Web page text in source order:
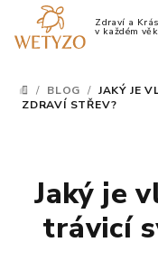
obsah
DOMŮ
/ BLOG / JAKÝ JE
ZDRAVÍ STŘEV?
Jaký je
trávicí